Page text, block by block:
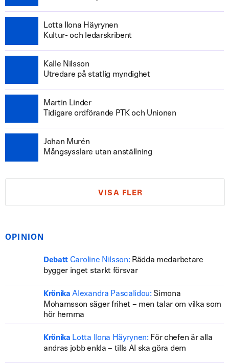
Lotta Ilona Häyrynen
Kultur- och ledarskribent
Kalle Nilsson
Utredare på statlig myndighet
Martin Linder
Tidigare ordförande PTK och Unionen
Johan Murén
Mångsysslare utan anställning
VISA FLER
OPINION
Debatt Caroline Nilsson: Rädda medarbetare
bygger inget starkt försvar
Krönika Alexandra Pascalidou: Simona
Mohamsson säger frihet – men talar om vilka som
hör hemma
Krönika Lotta Ilona Häyrynen: För chefen är alla
andras jobb enkla – tills AI ska göra dem